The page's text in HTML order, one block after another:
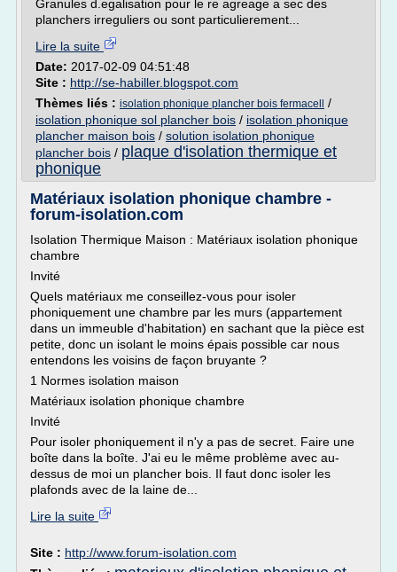
Granules d.egalisation pour le re agreage a sec des
planchers irreguliers ou sont particulierement...
Lire la suite
Date: 2017-02-09 04:51:48
Site : http://se-habiller.blogspot.com
Thèmes liés : isolation phonique plancher bois fermacell
/
isolation phonique sol plancher bois / isolation phonique
plancher maison bois / solution isolation phonique
plancher bois / plaque d'isolation thermique et
phonique
Matériaux isolation phonique chambre -
forum-isolation.com
Isolation Thermique Maison : Matériaux isolation phonique
chambre
Invité
Quels matériaux me conseillez-vous pour isoler
phoniquement une chambre par les murs (appartement
dans un immeuble d'habitation) en sachant que la pièce est
petite, donc un isolant le moins épais possible car nous
entendons les voisins de façon bruyante ?
1 Normes isolation maison
Matériaux isolation phonique chambre
Invité
Pour isoler phoniquement il n'y a pas de secret. Faire une
boîte dans la boîte. J'ai eu le même problème avec au-
dessus de moi un plancher bois. Il faut donc isoler les
plafonds avec de la laine de...
Lire la suite
Site : http://www.forum-isolation.com